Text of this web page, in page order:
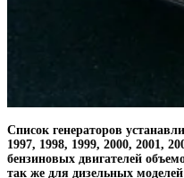
Список генераторов
1997, 1998, 1999, 2000, 2001,
бензиновых двигателей
так же для дизельных